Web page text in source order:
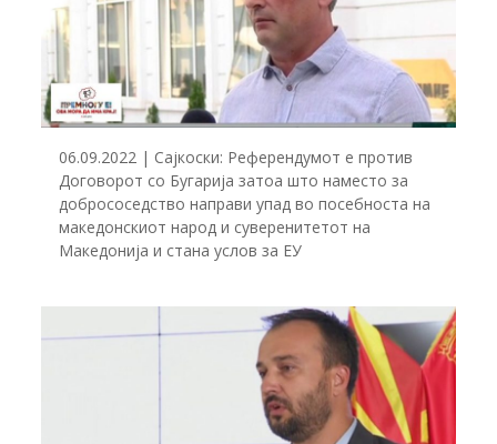
06.09.2022 | Сајкоски: Референдумот е против
Договорот со Бугарија затоа што наместо за
добрососедство направи упад во посебноста на
македонскиот народ и суверенитетот на
Македонија и стана услов за ЕУ